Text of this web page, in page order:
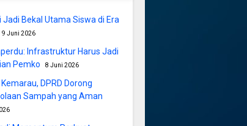
Jadi Bekal Utama Siswa di Era
9 Juni 2026
Infrastruktur Harus Jadi
Pemko
8 Juni 2026
DPRD Dorong
Sampah yang Aman